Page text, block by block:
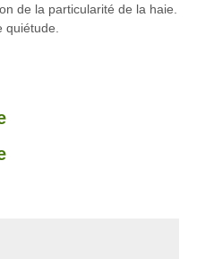
de la particularité de la haie.
quiétude.